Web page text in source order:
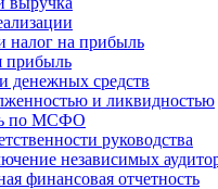
налог на прибыль
прибыль
денежных средств
и ликвидностью
по МСФО
руководства
независимых
финансовая отчетность